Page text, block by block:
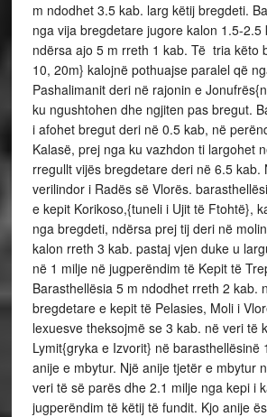
m ndodhet 3.5 kab. larg këtij bregdeti.
nga vija bregdetare jugore kalon 1.5-2.5
ndërsa ajo 5 m rreth 1 kab. Të tria këto
10, 20m} kalojnë pothuajse paralel që
Pashalimanit deri në rajonin e
ku ngushtohen dhe ngjiten pas bregut.
i afohet bregut deri në 0.5 kab, në
Kalasë, prej nga ku vazhdon ti largohet
rregullt vijës bregdetare deri në 6.5 kab.
verilindor i Radës së Vlorës.
e kepit Korikoso,{tuneli i Ujit të Ftohtë},
nga bregdeti, ndërsa prej tij deri në
kalon rreth 3 kab. pastaj vjen duke u
në 1 milje në jugperëndim të Kepit të
Barasthellësia 5 m ndodhet rreth 2 kab.
bregdetare e kepit të Pelasies, Moli i
lexuesve theksojmë se 3 kab. në veri të
Lymit{gryka e Izvorit} në barasthellësinë
anije e mbytur. Një anije tjetër e mbytur
veri të së parës dhe 2.1 milje nga kepi i
jugperëndim të këtij të fundit. Kjo anije